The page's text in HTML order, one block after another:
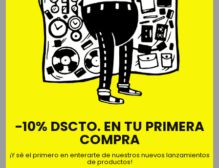
Varón Mujer
Cantidad
+
Polo en algodón jersey 30/1.
100% Algodón.
Estampado digital.
-10% DSCTO. EN TU PRIMERA
COMPRA
¡Y sé el primero en enterarte de nuestros nuevos lanzamientos
de productos!